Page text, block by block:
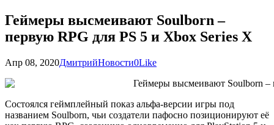
Геймеры высмеивают Soulborn –
первую RPG для PS 5 и Xbox Series X
Апр 08, 2020ДмитрийНовости0Like
Состоялся геймплейный показ альфа-версии игры под
названием Soulborn, чьи создатели пафосно позиционируют её